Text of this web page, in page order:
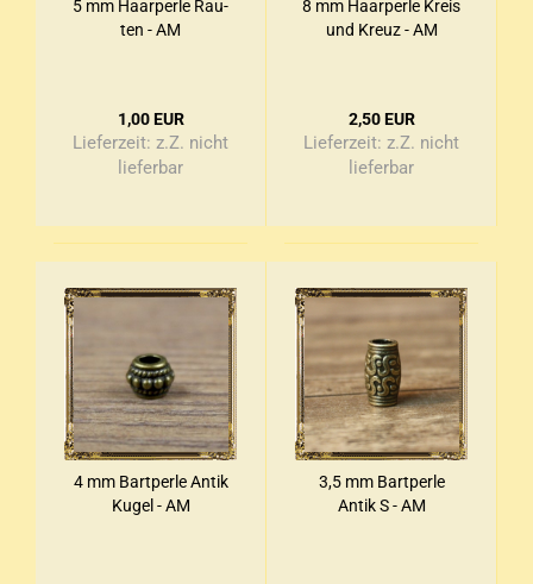
5 mm Haar­per­le Rau­
ten - AM
1,00 EUR
Lieferzeit: z.Z. nicht
lieferbar
8 mm Haar­per­le Kreis
und Kreuz - AM
2,50 EUR
Lieferzeit: z.Z. nicht
lieferbar
4 mm Bart­per­le Antik
Kugel - AM
3,5 mm Bart­per­le
Antik S - AM